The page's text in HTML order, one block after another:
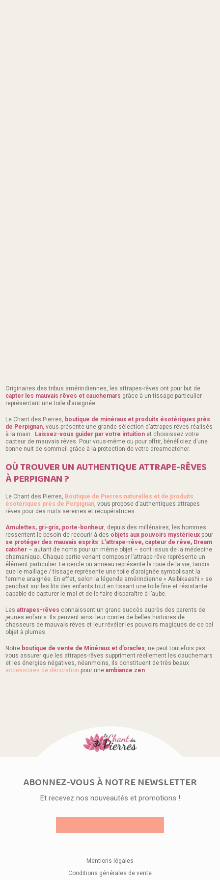
Originaires des tribus amérindiennes, les attrapes-rêves ont pour but de
capter les mauvais rêves et cauchemars grâce à un tissage particulier
représentant une toile d’araignée.
Le Chant des Pierres, boutique de minéraux et produits ésotériques près
de Perpignan, vous présente une grande sélection d’attrapes rêves réalisés
à la main.
Laissez-vous guider par votre intuition et choisissez votre
capteur de mauvais rêves. Pour vous-même ou pour offrir, bénéficiez d’une
bonne nuit de sommeil grâce à la protection de votre dreamcatcher.
OÙ TROUVER UN AUTHENTIQUE ATTRAPE-RÊVES
À PERPIGNAN ?
Le Chant des Pierres, Boutique de Pierres naturelles et de produits
ésotériques près de Perpignan, vous propose d’authentiques attrapes
rêves pour des nuits sereines et récupératrices.
Amulettes, gri-gris, porte-bonheur, depuis des millénaires, les hommes
ressentent le besoin de recourir à des objets aux pouvoirs mystérieux pour
se protéger des mauvais esprits. L’attrape-rêve, capteur de rêve, Dream
catcher – autant de noms pour un même objet – sont issus de la médecine
chamanique. Chaque partie venant composer l’attrape rêve représente un
élément particulier. Le cercle ou anneau représente la roue de la vie, tandis
que le maillage / tissage représente une toile d’araignée symbolisant la
femme araignée. En effet, selon la légende amérindienne « Asibikaashi » se
penchait sur les lits des enfants tout en tissant une toile fine et résistante
capable de capturer le mal et de le faire disparaître à l’aube.
Lesattrapes-rêves connaissent un grand succès auprès des parents de
jeunes enfants. Ils peuvent ainsi leur conter de belles histoires de
chasseurs de mauvais rêves et leur révéler les pouvoirs magiques de ce bel
objet à plumes.
Notre boutique de vente de Minéraux et d’oracles, ne peut toutefois pas
vous assurer que les attrapes-rêves suppriment réellement les cauchemars
et les énergies négatives, néanmoins, ils constituent de très beaux
accessoires de décoration pour uneambiance zen.
ABONNEZ-VOUS À NOTRE NEWSLETTER
Et recevez nos nouveautés et promotions !
Mentions légales
Conditions générales de vente